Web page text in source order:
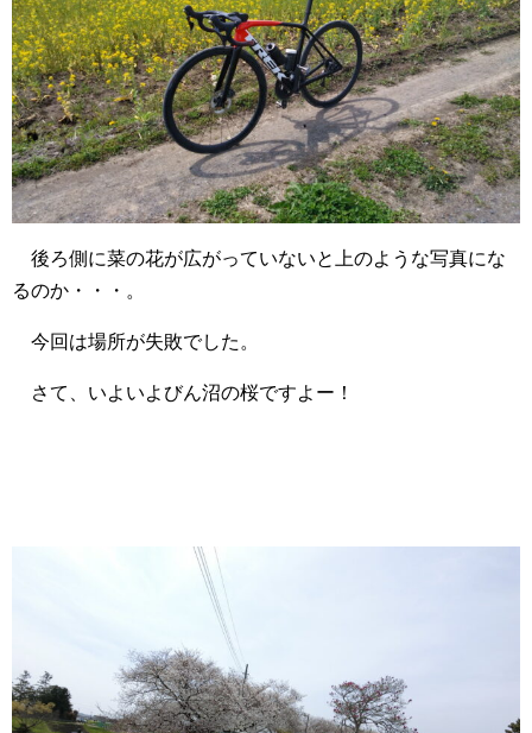
後ろ側に菜の花が広がっていないと上のような写真にな
るのか・・・。
今回は場所が失敗でした。
さて、いよいよびん沼の桜ですよー！